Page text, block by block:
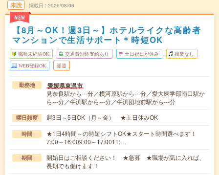
未読
NEW
掲載日 2026/08/06
【8月～OK！週3日～】ホテルライクな高齢者
マンションで生活サポート＊時短OK
職種未経験OK 交通費別途支給あり 土日祝日が休み 残業なし
WEB登録OK 派遣
勤務地 愛媛県東温市
見奈良駅から---分／横河原駅から---分／愛大医学部南口駅か
ら---分／牛渕駅から---分／牛渕団地前駅から---分
曜日頻度 週3日～5日OK（月～金） ★土日休みOK
時間
★1日4時間～の時短シフトOK★スタート時間選べます！
7:00～16:009:00～17:0011:…
期間
開始日はご相談ください！ ★急募 ★職場が気に入れば、
長期でも働けます！